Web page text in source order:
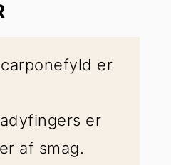
er
er
af smag.